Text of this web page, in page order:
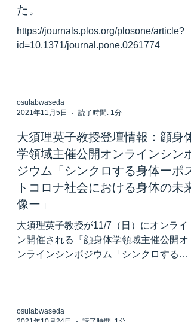
た。
https://journals.plos.org/plosone/article?
id=10.1371/journal.pone.0261774
osulabwaseda
2021年11月5日
読了時間: 1分
大須理英子教授登壇情報：顔身体
学領域主催公開オンラインシンポ
ジウム「シンクロする身体ーポス
トコロナ社会における身体の未来
像ー」
大須理英子教授が11/7（日）にオンライ
ン開催される『顔身体学領域主催公開オ
ンラインシンポジウム「シンクロする身
加登録が必要です（▶︎参加登録フォー
osulabwaseda